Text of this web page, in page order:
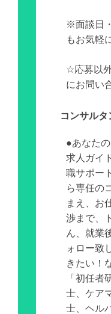
※面談日
もお気軽
☆応募以
にお問い
コンサル
●あなた
求人ガイ
職サポー
ら専任の
まえ、お
渉まで、
ん、就業
ォロー致
きたい！
「初任
士、ケア
士、ヘル